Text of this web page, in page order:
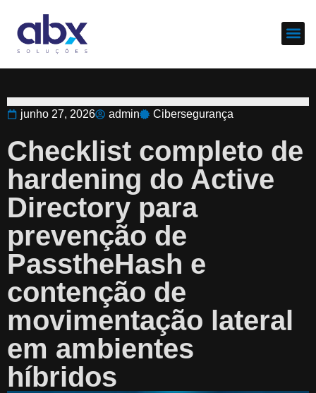
junho 27, 2026 admin Cibersegurança
Checklist completo de
hardening do Active
Directory para
prevenção de
PasstheHash e
contenção de
movimentação lateral
em ambientes
híbridos